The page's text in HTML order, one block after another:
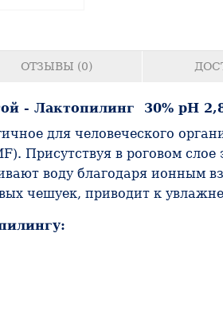
ОТЗЫВЫ (0)
- Лактопилинг 30% рН
для человеческого
Присутствуя в роговом
воду благодаря ионным
чешуек, приводит к